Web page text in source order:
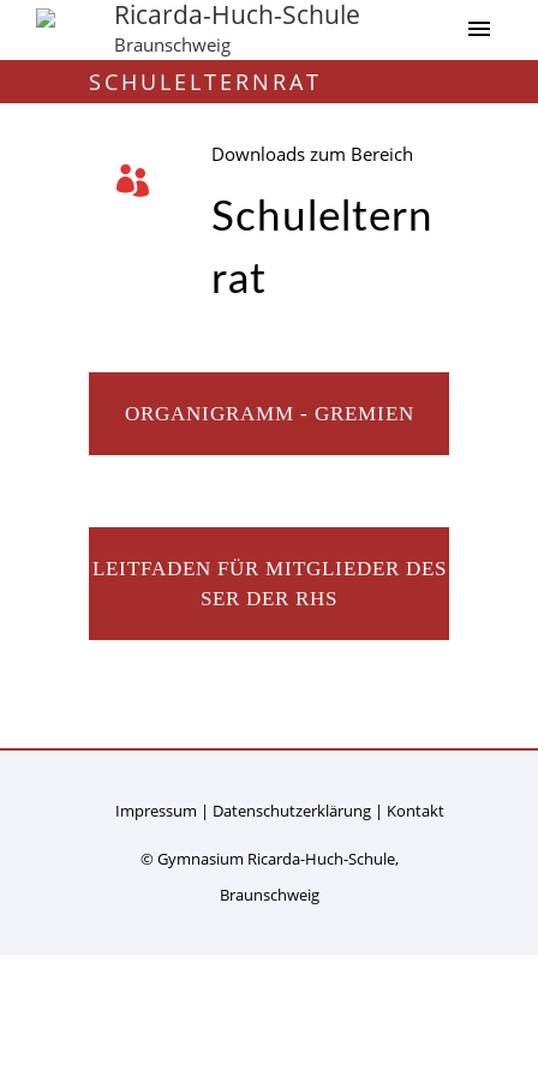
Ricarda-Huch-Schule
Braunschweig
SCHULELTERNRAT
Downloads zum Bereich
Schuleltern
rat
ORGANIGRAMM - GREMIEN
LEITFADEN FÜR MITGLIEDER DES
SER DER RHS
Impressum Datenschutzerklärung Kontakt
© Gymnasium Ricarda-Huch-Schule,
Braunschweig